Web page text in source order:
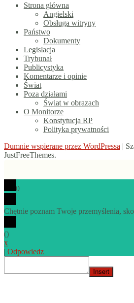
Strona główna
Angielski
Obsługa witryny
Państwo
Dokumenty
Legislacja
Trybunał
Publicystyka
Komentarze i opinie
Świat
Poza działami
Świat w obrazach
O Monitorze
Konstytucja RP
Polityka prywatności
Dumnie wspierane przez WordPressa |
JustFreeThemes.
0
Chętnie poznam Twoje przemyślenia,
()
x
| Odpowiedz
Insert